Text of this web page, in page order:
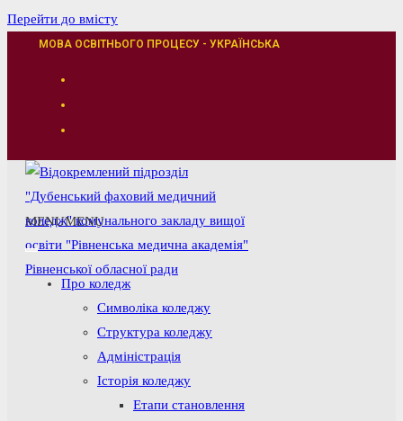
Перейти до вмісту
МОВА ОСВІТНЬОГО ПРОЦЕСУ - УКРАЇНСЬКА
MENUMENU
Про коледж
Символіка коледжу
Структура коледжу
Адміністрація
Історія коледжу
Етапи становлення